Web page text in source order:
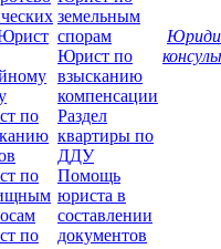
по
по
по
земельным
спорам
Юрист по
взысканию
компенсации
Раздел
квартиры по
ДДУ
Помощь
юриста в
составлении
документов